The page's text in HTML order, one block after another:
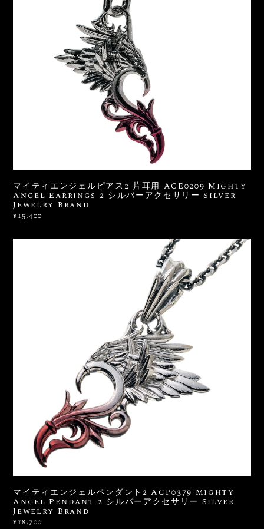
マイティエンジェルピアス2 片耳用 ACE0209 Mighty
Angel Earrings 2 シルバーアクセサリー Silver
Jewelry Brand
¥15,400
マイティエンジェルペンダント2 ACP0379 Mighty
Angel Pendant 2 シルバーアクセサリー Silver
Jewelry Brand
¥18,700